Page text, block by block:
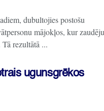
dubultojies postošu
mājokļos, kur
rezultātā ...
ugunsgrēkos